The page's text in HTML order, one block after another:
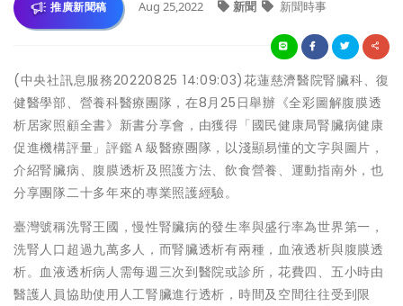
推廣新聞稿 Aug 25,2022 新聞 新聞時事
(中央社訊息服務20220825 14:09:03)花蓮慈濟醫院腎臟科、復
健醫學部、營養科醫療團隊，在8月25日舉辦《全彩圖解腹膜透
析居家照顧全書》新書分享會，由獲得「國民健康局腎臟病健康
促進機構評量」評鑑Ａ級醫療團隊，以淺顯易懂的文字與圖片，
介紹腎臟病、腹膜透析及照護方法、飲食營養、運動指南外，也
分享團隊二十多年來的專業照護經驗。
臺灣號稱洗腎王國，慢性腎臟病的發生率與盛行率為世界第一，
洗腎人口超過九萬多人，而腎臟透析有兩種，血液透析與腹膜透
析。血液透析病人需每週三次到醫院或診所，花費四、五小時由
醫護人員協助使用人工腎臟進行透析，時間及空間往往受到限